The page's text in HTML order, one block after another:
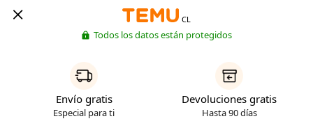
CL
Todos los datos están protegidos
Envío gratis
Especial para ti
Devoluciones gratis
Hasta 90 días